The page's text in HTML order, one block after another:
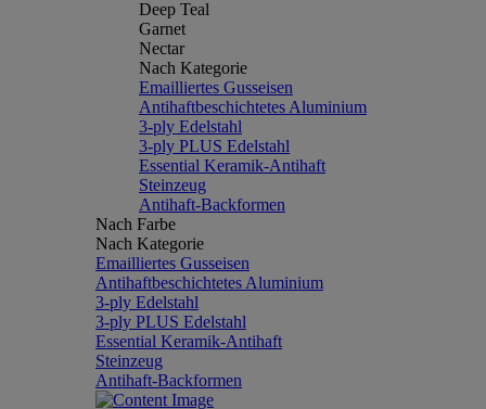
Deep Teal
Garnet
Nectar
Nach Kategorie
Emailliertes Gusseisen
Antihaftbeschichtetes Aluminium
3-ply Edelstahl
3-ply PLUS Edelstahl
Essential Keramik-Antihaft
Steinzeug
Antihaft-Backformen
Nach Farbe
Nach Kategorie
Emailliertes Gusseisen
Antihaftbeschichtetes Aluminium
3-ply Edelstahl
3-ply PLUS Edelstahl
Essential Keramik-Antihaft
Steinzeug
Antihaft-Backformen